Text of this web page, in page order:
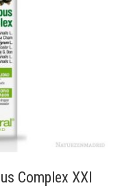
Complex XXI